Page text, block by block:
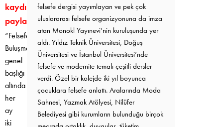
kaydı
paylaşılmaktadır.
“Felsefe
Buluşmaları”
genel
başlığı
altında
her
ay
iki
felsefe dergisi yayımlayan ve pek çok
uluslararası felsefe organizyonuna da imza
atan Monokl Yayınevi’nin kuruluşunda yer
aldı. Yıldız Teknik Üniversitesi, Doğuş
Üniversitesi ve İstanbul Üniversitesi’nde
felsefe ve modernite temalı çeşitli dersler
verdi. Özel bir kolejde iki yıl boyunca
çocuklara felsefe anlattı. Aralarında Moda
Sahnesi, Yazmak Atölyesi, Nilüfer
Belediyesi gibi kurumların bulunduğu birçok